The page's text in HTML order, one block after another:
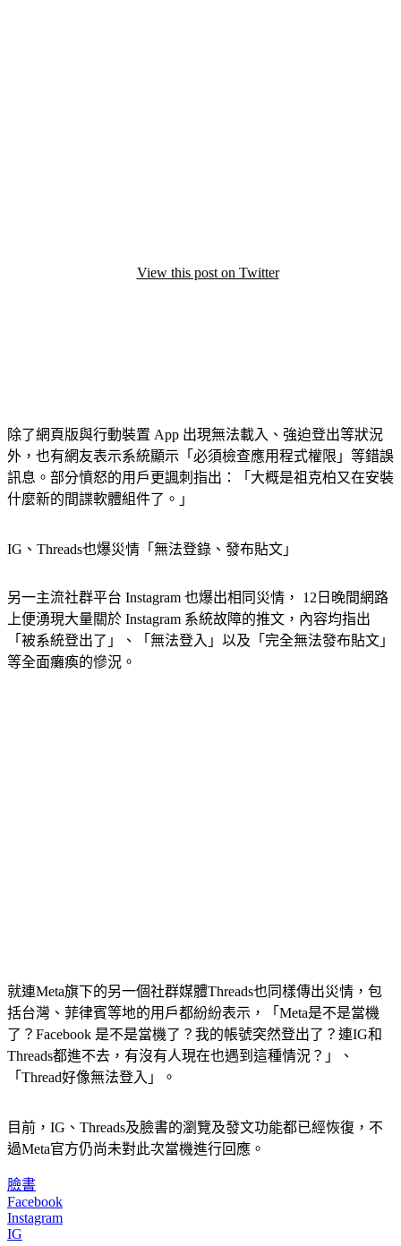
View this post on Twitter
除了網頁版與行動裝置 App 出現無法載入、強迫登出等狀況
外，也有網友表示系統顯示「必須檢查應用程式權限」等錯誤
訊息。部分憤怒的用戶更諷刺指出：「大概是祖克柏又在安裝
什麼新的間諜軟體組件了。」
IG、Threads也爆災情「無法登錄、發布貼文」
另一主流社群平台 Instagram 也爆出相同災情， 12日晚間網路
上便湧現大量關於 Instagram 系統故障的推文，內容均指出
「被系統登出了」、「無法登入」以及「完全無法發布貼文」
等全面癱瘓的慘況。
就連Meta旗下的另一個社群媒體Threads也同樣傳出災情，包
括台灣、菲律賓等地的用戶都紛紛表示，「Meta是不是當機
了？Facebook 是不是當機了？我的帳號突然登出了？連IG和
Threads都進不去，有沒有人現在也遇到這種情況？」、
「Thread好像無法登入」。
目前，IG、Threads及臉書的瀏覽及發文功能都已經恢復，不
過Meta官方仍尚未對此次當機進行回應。
臉書
Facebook
Instagram
IG